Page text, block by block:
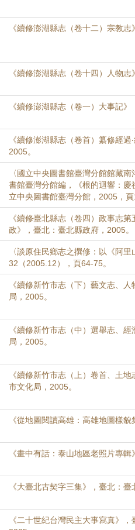
《續修澎湖縣志（卷十二）宗教
《續修澎湖縣志（卷十四）人物
《續修澎湖縣志（卷一）大事記
《續修澎湖縣志（卷首）纂修經
2005。
〈國立中央圖書館臺灣分館館藏
書館臺灣分館編，《根的迴響：
立中央圖書館臺灣分館，2005，頁
《續修臺北縣志（卷四）政事志
政》，臺北：臺北縣政府，2005。
〈談原住民鄉志之撰修：以《阿
32（2005.12），頁64-75。
《續修新竹市志（下）藝文志、
局，2005。
《續修新竹市志（中）選舉志、
局，2005。
《續修新竹市志（上）卷首、土
市文化局，2005。
《從地圖閱讀高雄：高雄地圖樣
《畫中有話：泰山地區老照片專
《大臺北古契字三集》，臺北：臺
《二十世紀台灣民主大事寫真》